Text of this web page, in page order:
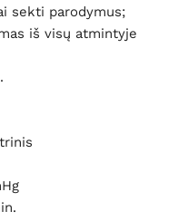
sekti parodymus;
iš visų atmintyje